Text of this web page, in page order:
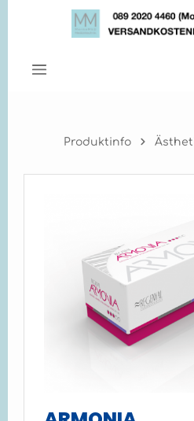
Zum Hauptinhalt springen
Produktinfo